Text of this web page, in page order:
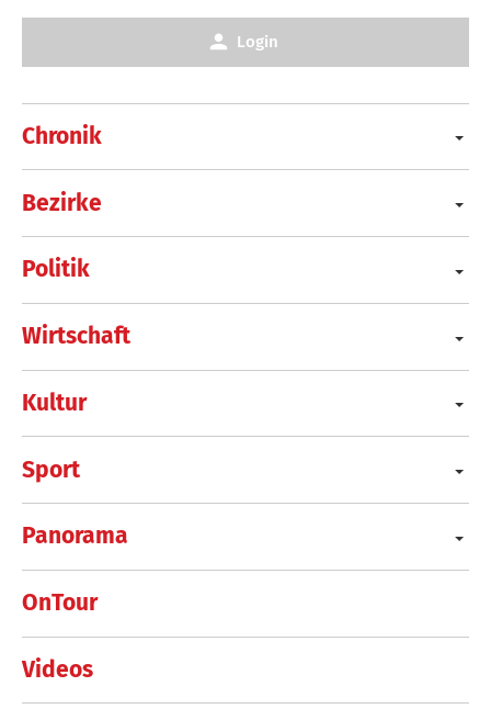
Chronik
Bezirke
Politik
Wirtschaft
Kultur
Sport
Panorama
OnTour
Videos
Login